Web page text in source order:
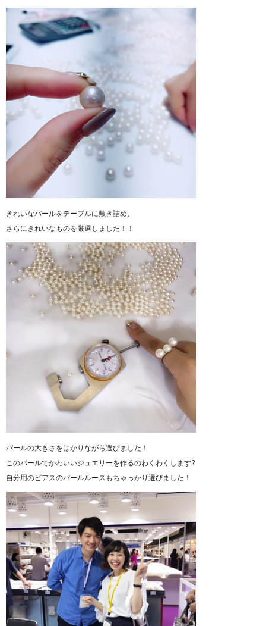
きれいなパールをテーブルに敷き詰め、
さらにきれいなものを厳選しました！！
パールの大きさをはかりながら選びました！
このパールでかわいいジュエリーを作るのわくわくします?
自分用のピアスのパールルースもちゃっかり選びました！